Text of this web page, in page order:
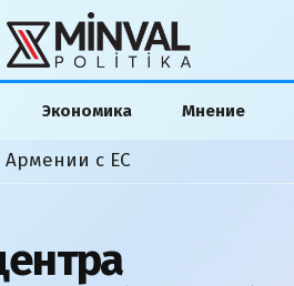
Экономика Мнение
с ЕС